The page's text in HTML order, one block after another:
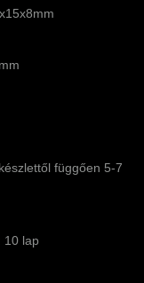
függően 5-7
10 lap